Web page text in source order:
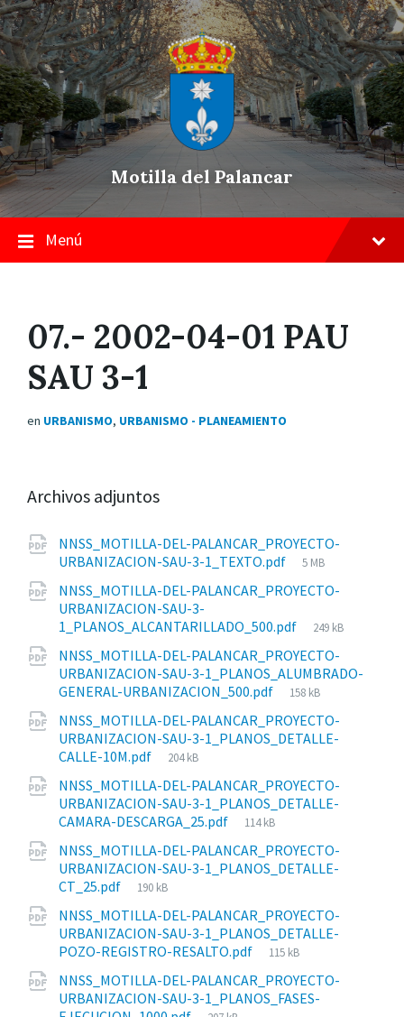
Skip
to
content
Saltar
a
la
navegación
principal
Saltar
a
pie
de
página
Motilla del Palancar
Menú
07.- 2002-04-01 PAU
SAU 3-1
en URBANISMO, URBANISMO - PLANEAMIENTO
Archivos adjuntos
NNSS_MOTILLA-DEL-PALANCAR_PROYECTO-
URBANIZACION-SAU-3-1_TEXTO.pdf
Tamaño
archivo:
5 MB
NNSS_MOTILLA-DEL-PALANCAR_PROYECTO-
URBANIZACION-SAU-3-
1_PLANOS_ALCANTARILLADO_500.pdf
Tamaño
archivo:
249 kB
NNSS_MOTILLA-DEL-PALANCAR_PROYECTO-
URBANIZACION-SAU-3-1_PLANOS_ALUMBRADO-
GENERAL-URBANIZACION_500.pdf
Tamaño
archivo:
158 kB
NNSS_MOTILLA-DEL-PALANCAR_PROYECTO-
URBANIZACION-SAU-3-1_PLANOS_DETALLE-
CALLE-10M.pdf
Tamaño
archivo:
204 kB
NNSS_MOTILLA-DEL-PALANCAR_PROYECTO-
URBANIZACION-SAU-3-1_PLANOS_DETALLE-
CAMARA-DESCARGA_25.pdf
Tamaño
archivo:
114 kB
NNSS_MOTILLA-DEL-PALANCAR_PROYECTO-
URBANIZACION-SAU-3-1_PLANOS_DETALLE-
CT_25.pdf
Tamaño
archivo:
190 kB
NNSS_MOTILLA-DEL-PALANCAR_PROYECTO-
URBANIZACION-SAU-3-1_PLANOS_DETALLE-
POZO-REGISTRO-RESALTO.pdf
Tamaño
archivo:
115 kB
NNSS_MOTILLA-DEL-PALANCAR_PROYECTO-
URBANIZACION-SAU-3-1_PLANOS_FASES-